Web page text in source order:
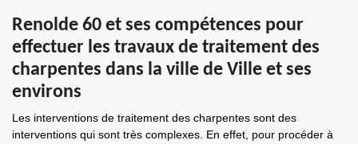
Renolde 60 et ses compétences pour
effectuer les travaux de traitement des
charpentes dans la ville de Ville et ses
environs
Les interventions de traitement des charpentes sont des
interventions qui sont très complexes. En effet, pour procéder à